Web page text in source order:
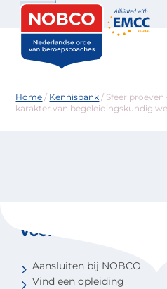
Zoeken
Home / Kennisbank / Sfeer
karakter van begeleidingskundig
Voor coaches
Aansluiten bij NOBCO
Vind een opleiding